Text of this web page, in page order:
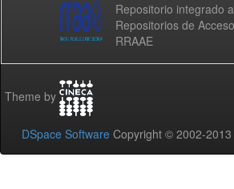
Repositorio integrado
Repositorios de
RRAAE
Theme by
DSpace Software Copyright © 2002-2013